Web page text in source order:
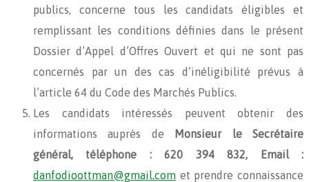
publics, concerne tous les candidats éligibles et
remplissant les conditions définies dans le présent
Dossier d’Appel d’Offres Ouvert et qui ne sont pas
concernés par un des cas d’inéligibilité prévus à
l’article 64 du Code des Marchés Publics.
Les candidats intéressés peuvent obtenir des
informations auprès de Monsieur le Secrétaire
général,
téléphone : 620 394 832, Email :
danfodioottman@gmail.com et prendre connaissance